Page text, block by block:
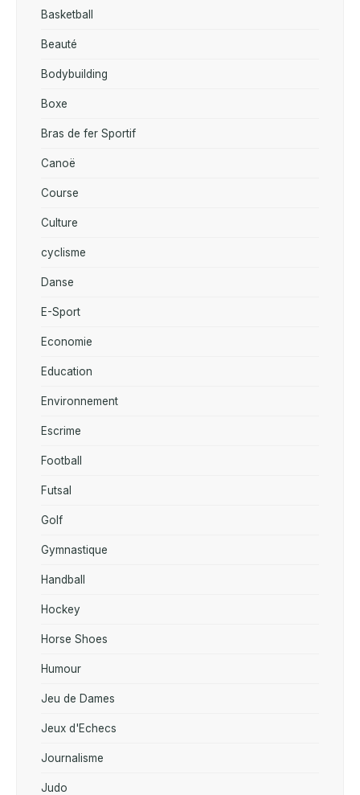
Basketball
Beauté
Bodybuilding
Boxe
Bras de fer Sportif
Canoë
Course
Culture
cyclisme
Danse
E-Sport
Economie
Education
Environnement
Escrime
Football
Futsal
Golf
Gymnastique
Handball
Hockey
Horse Shoes
Humour
Jeu de Dames
Jeux d'Echecs
Journalisme
Judo